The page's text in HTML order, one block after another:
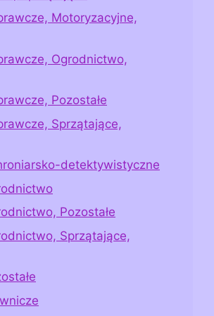
Motoryzacyjne,
Ogrodnictwo,
Pozostałe
Sprzątające,
detektywistyczne
Pozostałe
Sprzątające,